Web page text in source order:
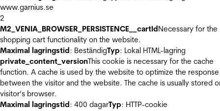
www.garnius.se
2
M2_VENIA_BROWSER_PERSISTENCE__cartIdNecessary for the
shopping cart functionality on the website.
Maximal lagringstid: BeständigTyp: Lokal HTML-lagring
private_content_versionThis cookie is necessary for the cache
function. A cache is used by the website to optimize the
between the visitor and the website. The cache is usually stored
visitor’s browser.
Maximal lagringstid: 400 dagarTyp: HTTP-cookie